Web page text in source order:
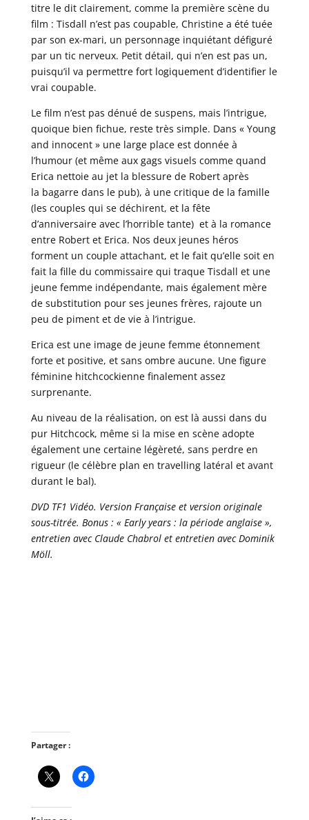
titre le dit clairement, comme la première scène du
film : Tisdall n’est pas coupable, Christine a été tuée
par son ex-mari, un personnage inquiétant défiguré
par un tic nerveux. Petit détail, qui n’en est pas un,
puisqu’il va permettre fort logiquement d’identifier le
vrai coupable.
Le film n’est pas dénué de suspens, mais l’intrigue,
quoique bien fichue, reste très simple. Dans « Young
and innocent » une large place est donnée à
l’humour (et même aux gags visuels comme quand
Erica nettoie au jet la blessure de Robert après
la bagarre dans le pub), à une critique de la famille
(les couples qui se déchirent, et la fête
d’anniversaire avec l’horrible tante) et à la romance
entre Robert et Erica. Nos deux jeunes héros
forment un couple attachant, et le fait qu’elle soit en
fait la fille du commissaire qui traque Tisdall et une
jeune femme indépendante, mais également mère
de substitution pour ses jeunes frères, rajoute un
peu de piment et de vie à l’intrigue.
Erica est une image de jeune femme étonnement
forte et positive, et sans ombre aucune. Une figure
féminine hitchcockienne finalement assez
surprenante.
Au niveau de la réalisation, on est là aussi dans du
pur Hitchcock, même si la mise en scène adopte
également une certaine légèreté, sans perdre en
rigueur (le célèbre plan en travelling latéral et avant
durant le bal).
DVD TF1 Vidéo. Version Française et version originale
sous-titrée. Bonus : « Early years : la période anglaise »,
entretien avec Claude Chabrol et entretien avec Dominik
Möll.
Partager :